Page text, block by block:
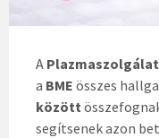
A Plazmaszolgálat
a BME összes
között
segítsenek azon